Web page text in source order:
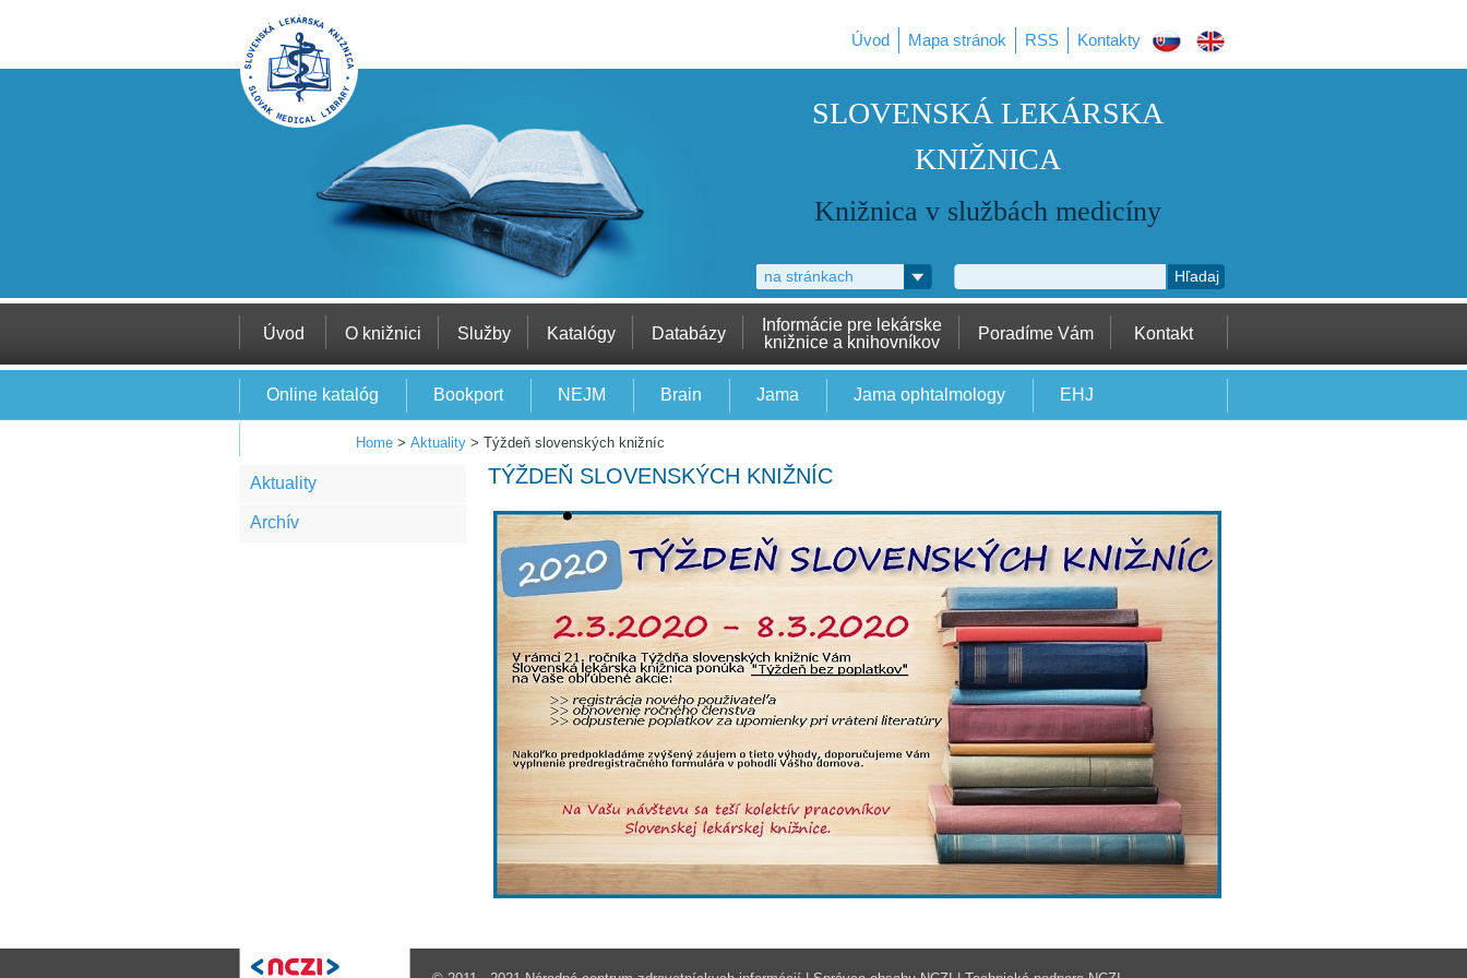
Úvod Mapa stránok RSS Kontakty
SLOVENSKÁ LEKÁRSKA
KNIŽNICA
Knižnica v službách medicíny
na stránkach Hľadaj
Úvod O knižnici Služby Katalógy Databázy
Informácie pre lekárske
knižnice a knihovníkov
Poradíme Vám Kontakt
Online katalóg Bookport NEJM Brain Jama Jama ophtalmology EHJ
Home > Aktuality > Týždeň slovenských knižníc
Aktuality
Archív
TÝŽDEŇ SLOVENSKÝCH KNIŽNÍC